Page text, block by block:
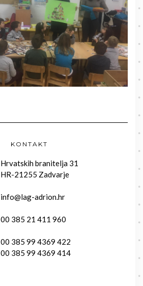
KONTAKT
Hrvatskih branitelja 31
HR-21255 Zadvarje
info@lag-adrion.hr
00 385 21 411 960
00 385 99 4369 422
00 385 99 4369 414